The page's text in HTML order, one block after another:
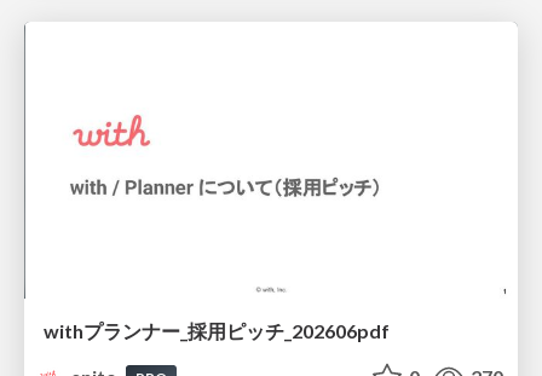
withプランナー_採用ピッチ_202606pdf